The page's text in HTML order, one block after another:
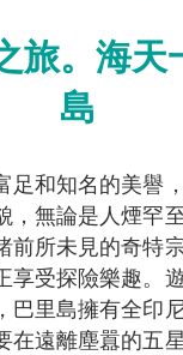
旅。海天
島
足和知名的美譽
，無論是人煙罕
前所未見的奇特
享受探險樂趣。
巴里島擁有全印
在遠離塵囂的五